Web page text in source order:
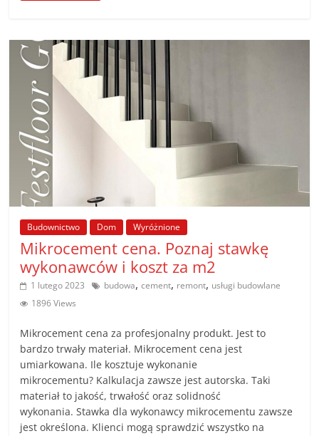
Budownictwo Dom Wyróżnione
Mikrocement cena. Poznaj stawkę
wykonawców i koszt za m2
1 lutego 2023 budowa,cement, remont, usługi budowlane
1896 Views
Mikrocement cena za profesjonalny produkt. Jest to
bardzo trwały materiał. Mikrocement cena jest
umiarkowana. Ile kosztuje wykonanie
mikrocementu? Kalkulacja zawsze jest autorska. Taki
materiał to jakość, trwałość oraz solidność
wykonania. Stawka dla wykonawcy mikrocementu zawsze
jest określona. Klienci mogą sprawdzić wszystko na